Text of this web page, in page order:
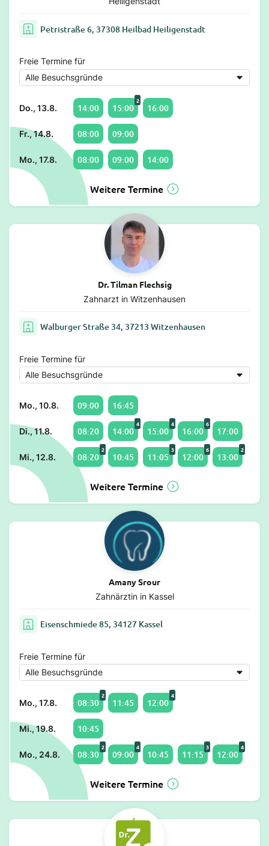
Petristraße 6, 37308 Heilbad Heiligenstadt
Freie Termine für
Do., 13.8. 14:00 15:00
2
16:00
Fr., 14.8. 08:00 09:00
Mo., 17.8. 08:00 09:00 14:00
Weitere Termine
Dr. Tilman Flechsig
Zahnarzt in Witzenhausen
Walburger Straße 34, 37213 Witzenhausen
Freie Termine für
Mo., 10.8. 09:00 16:45
Di., 11.8. 08:20 14:00
4
15:00
4
16:00
6
17:00
Mi., 12.8. 08:20
2
10:45 11:05
3
12:00
6
13:00
2
Weitere Termine
Amany Srour
Zahnärztin in Kassel
Eisenschmiede 85, 34127 Kassel
Freie Termine für
Mo., 17.8. 08:30
2
11:45 12:00
4
Mi., 19.8. 10:45
Mo., 24.8. 08:30
2
09:00
4
10:45 11:15
3
12:00
4
Weitere Termine